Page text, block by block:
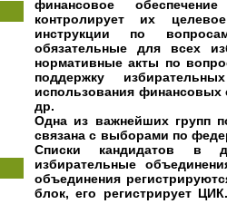
финансовое
контролирует их
инструкции по
обязательные для всех
нормативные акты по
поддержку
использования финансовых
др.
Одна из важнейших групп
связана с выборами по
Списки кандидатов в
избирательные
объединения
блок, его регистрирует